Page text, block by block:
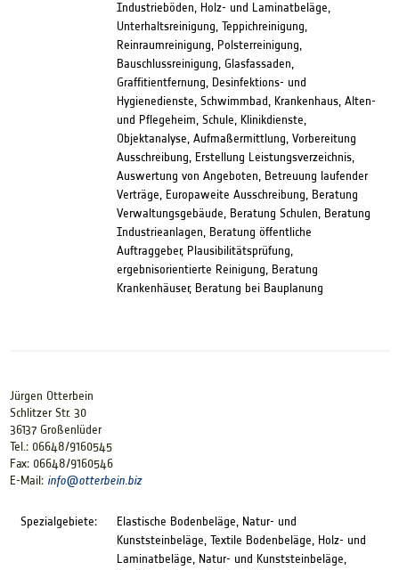
Industrieböden, Holz- und Laminatbeläge,
Unterhaltsreinigung, Teppichreinigung,
Reinraumreinigung, Polsterreinigung,
Bauschlussreinigung, Glasfassaden,
Graffitientfernung, Desinfektions- und
Hygienedienste, Schwimmbad, Krankenhaus, Alten-
und Pflegeheim, Schule, Klinikdienste,
Objektanalyse, Aufmaßermittlung, Vorbereitung
Ausschreibung, Erstellung Leistungsverzeichnis,
Auswertung von Angeboten, Betreuung laufender
Verträge, Europaweite Ausschreibung, Beratung
Verwaltungsgebäude, Beratung Schulen, Beratung
Industrieanlagen, Beratung öffentliche
Auftraggeber, Plausibilitätsprüfung,
ergebnisorientierte Reinigung, Beratung
Krankenhäuser, Beratung bei Bauplanung
Jürgen Otterbein
Schlitzer Str. 30
36137 Großenlüder
Tel.: 06648/9160545
Fax: 06648/9160546
E-Mail: info@otterbein.biz
Spezialgebiete:
Elastische Bodenbeläge, Natur- und
Kunststeinbeläge, Textile Bodenbeläge, Holz- und
Laminatbeläge, Natur- und Kunststeinbeläge,